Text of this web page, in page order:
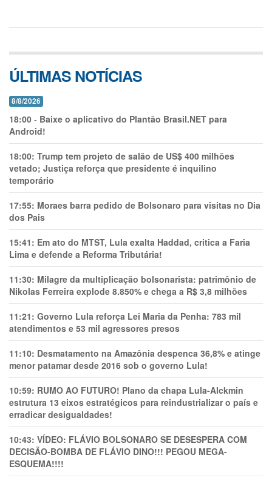
ÚLTIMAS NOTÍCIAS
8/8/2026
18:00 - Baixe o aplicativo do Plantão Brasil.NET para
Android!
18:00: Trump tem projeto de salão de US$ 400 milhões
vetado; Justiça reforça que presidente é inquilino
temporário
17:55: Moraes barra pedido de Bolsonaro para visitas no Dia
dos Pais
15:41: Em ato do MTST, Lula exalta Haddad, critica a Faria
Lima e defende a Reforma Tributária!
11:30: Milagre da multiplicação bolsonarista: patrimônio de
Nikolas Ferreira explode 8.850% e chega a R$ 3,8 milhões
11:21: Governo Lula reforça Lei Maria da Penha: 783 mil
atendimentos e 53 mil agressores presos
11:10: Desmatamento na Amazônia despenca 36,8% e atinge
menor patamar desde 2016 sob o governo Lula!
10:59: RUMO AO FUTURO! Plano da chapa Lula-Alckmin
estrutura 13 eixos estratégicos para reindustrializar o país e
erradicar desigualdades!
10:43: VÍDEO: FLÁVIO BOLSONARO SE DESESPERA COM
DECISÃO-BOMBA DE FLÁVIO DINO!!! PEGOU MEGA-
ESQUEMA!!!!